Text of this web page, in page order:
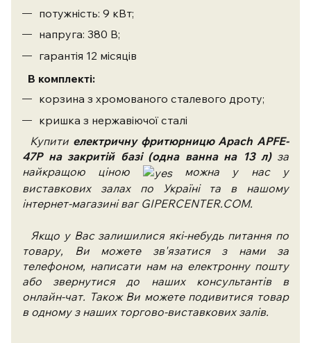
потужність: 9 кВт;
напруга: 380 В;
гарантія 12 місяців
В комплекті:
корзина з хромованого сталевого дроту;
кришка з нержавіючої сталі
Купити електричну фритюрницю Apach APFE-
47P на закритій базі (одна ванна на 13 л) за
найкращою ціною
можна у нас у
виставкових залах по Україні та в нашому
інтернет-магазині ваг GIPERCENTER.COM.
Якщо у Вас залишилися які-небудь питання по
товару, Ви можете зв'язатися з нами за
телефоном, написати нам на електронну пошту
або звернутися до наших консультантів в
онлайн-чат. Також Ви можете подивитися товар
в одному з наших торгово-виставкових залів.